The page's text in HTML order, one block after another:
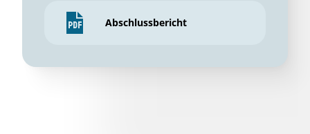
Abschlussbericht